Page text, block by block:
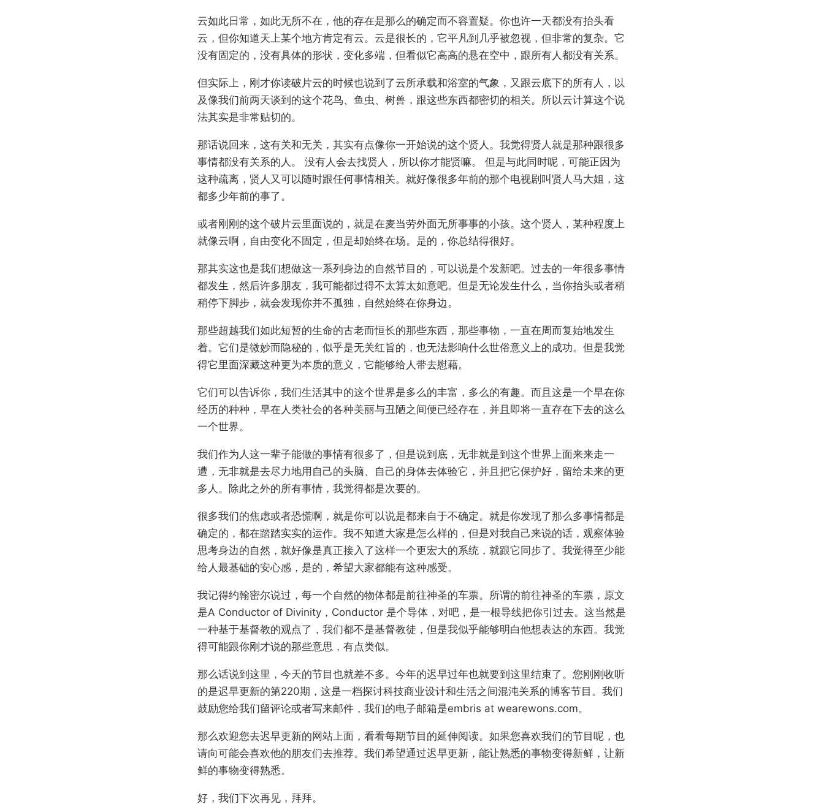
云如此日常，如此无所不在，他的存在是那么的确定而不容置疑。你也许一天都没有抬头看
云，但你知道天上某个地方肯定有云。云是很长的，它平凡到几乎被忽视，但非常的复杂。它
没有固定的，没有具体的形状，变化多端，但看似它高高的悬在空中，跟所有人都没有关系。
但实际上，刚才你读破片云的时候也说到了云所承载和浴室的气象，又跟云底下的所有人，以
及像我们前两天谈到的这个花鸟、鱼虫、树兽，跟这些东西都密切的相关。所以云计算这个说
法其实是非常贴切的。
那话说回来，这有关和无关，其实有点像你一开始说的这个贤人。我觉得贤人就是那种跟很多
事情都没有关系的人。 没有人会去找贤人，所以你才能贤嘛。 但是与此同时呢，可能正因为
这种疏离，贤人又可以随时跟任何事情相关。就好像很多年前的那个电视剧叫贤人马大姐，这
都多少年前的事了。
或者刚刚的这个破片云里面说的，就是在麦当劳外面无所事事的小孩。这个贤人，某种程度上
就像云啊，自由变化不固定，但是却始终在场。是的，你总结得很好。
那其实这也是我们想做这一系列身边的自然节目的，可以说是个发新吧。过去的一年很多事情
都发生，然后许多朋友，我可能都过得不太算太如意吧。但是无论发生什么，当你抬头或者稍
稍停下脚步，就会发现你并不孤独，自然始终在你身边。
那些超越我们如此短暂的生命的古老而恒长的那些东西，那些事物，一直在周而复始地发生
着。它们是微妙而隐秘的，似乎是无关红旨的，也无法影响什么世俗意义上的成功。但是我觉
得它里面深藏这种更为本质的意义，它能够给人带去慰藉。
它们可以告诉你，我们生活其中的这个世界是多么的丰富，多么的有趣。而且这是一个早在你
经历的种种，早在人类社会的各种美丽与丑陋之间便已经存在，并且即将一直存在下去的这么
一个世界。
我们作为人这一辈子能做的事情有很多了，但是说到底，无非就是到这个世界上面来来走一
遭，无非就是去尽力地用自己的头脑、自己的身体去体验它，并且把它保护好，留给未来的更
多人。除此之外的所有事情，我觉得都是次要的。
很多我们的焦虑或者恐慌啊，就是你可以说是都来自于不确定。就是你发现了那么多事情都是
确定的，都在踏踏实实的运作。我不知道大家是怎么样的，但是对我自己来说的话，观察体验
思考身边的自然，就好像是真正接入了这样一个更宏大的系统，就跟它同步了。我觉得至少能
给人最基础的安心感，是的，希望大家都能有这种感受。
我记得约翰密尔说过，每一个自然的物体都是前往神圣的车票。所谓的前往神圣的车票，原文
是A Conductor of Divinity，Conductor 是个导体，对吧，是一根导线把你引过去。这当然是
一种基于基督教的观点了，我们都不是基督教徒，但是我似乎能够明白他想表达的东西。我觉
得可能跟你刚才说的那些意思，有点类似。
那么话说到这里，今天的节目也就差不多。今年的迟早过年也就要到这里结束了。您刚刚收听
的是迟早更新的第220期，这是一档探讨科技商业设计和生活之间混沌关系的博客节目。我们
鼓励您给我们留评论或者写来邮件，我们的电子邮箱是embris at wearewons.com。
那么欢迎您去迟早更新的网站上面，看看每期节目的延伸阅读。如果您喜欢我们的节目呢，也
请向可能会喜欢他的朋友们去推荐。我们希望通过迟早更新，能让熟悉的事物变得新鲜，让新
鲜的事物变得熟悉。
好，我们下次再见，拜拜。